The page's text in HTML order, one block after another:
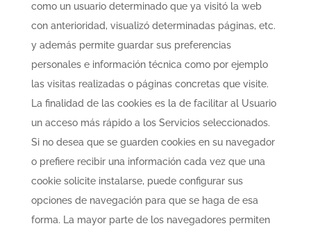
como un usuario determinado que ya visitó la web
con anterioridad, visualizó determinadas páginas, etc.
y además permite guardar sus preferencias
personales e información técnica como por ejemplo
las visitas realizadas o páginas concretas que visite.
La finalidad de las cookies es la de facilitar al Usuario
un acceso más rápido a los Servicios seleccionados.
Si no desea que se guarden cookies en su navegador
o prefiere recibir una información cada vez que una
cookie solicite instalarse, puede configurar sus
opciones de navegación para que se haga de esa
forma. La mayor parte de los navegadores permiten